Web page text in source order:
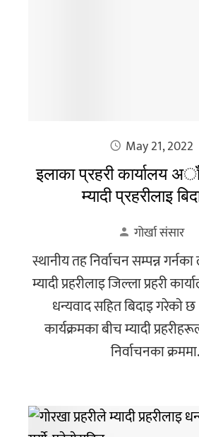
May 21, 2022
इलाका प्रहरी कार्यालय
म्यादी प्रहरीलाइ
गोर्खा संसार
स्थानीय तह निर्वाचन सम्पन्न गर्नका
म्यादी प्रहरीलाइ जिल्ला प्रहरी
धन्यवाद सहित बिदाइ गरेकाे
कार्यक्रमका बीच म्यादी
निर्वाचनका